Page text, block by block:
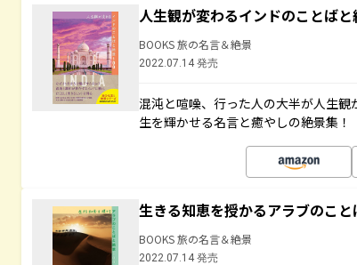
人生観が変わるインドのことばと
BOOKS 旅の名言＆絶景
2022.07.14 発売
混沌と喧噪、行った人の大半が人生
生を輝かせる名言と癒やしの絶景集！
生きる知恵を授かるアラブのこと
BOOKS 旅の名言＆絶景
2022.07.14 発売